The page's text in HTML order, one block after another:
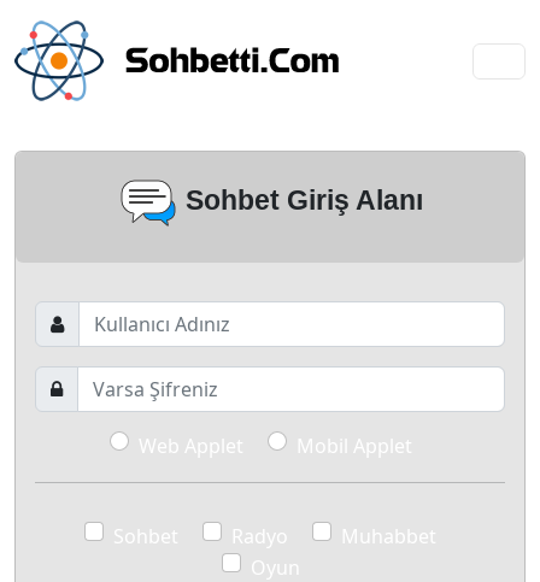
Sohbet Giriş Alanı
Web Applet Mobil Applet
Sohbet Radyo
Muhabbet
Oyun